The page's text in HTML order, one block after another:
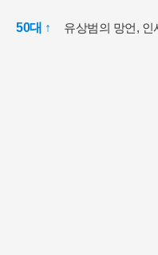
50대 ↑ 유상범의 망언, 인